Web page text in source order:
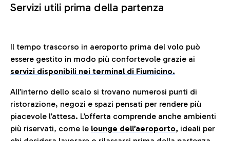
Servizi utili prima della partenza
Il tempo trascorso in aeroporto prima del volo può
essere gestito in modo più confortevole grazie ai
servizi disponibili nei terminal di Fiumicino.
All’interno dello scalo si trovano numerosi punti di
ristorazione, negozi e spazi pensati per rendere più
piacevole l’attesa. L’offerta comprende anche ambienti
più riservati, come le lounge dell’aeroporto, ideali per